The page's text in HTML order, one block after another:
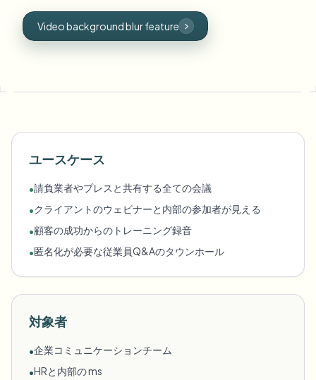
Video background blur feature
ユースケース
•請負業者やプレスと共有する全ての会議
•クライアントのウェビナーと内部の参加者が見える
•顧客の成功からのトレーニング録音
•匿名化が必要な従業員Q&Aのタウンホール
対象者
•企業コミュニケーションチーム
•HRと内部の ms